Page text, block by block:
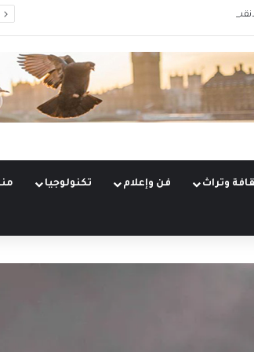
وتراث فن وإعلام تكنولوجيا